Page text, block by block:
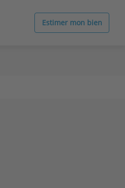
Estimer mon bien